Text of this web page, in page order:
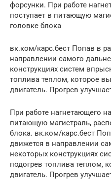
форсунки. При работе
поступает в питающую
головке блока
вк.ком/карс.бест Попав в
направлении самого
конструкциях систем
топлива теплом, которое
двигатель. Прогрев
При работе нагнетающего
питающую магистраль,
блока. вк.ком/карс.бест
движется в направлении
некоторых конструкциях
подогрев топлива теплом,
двигатель. Прогрев